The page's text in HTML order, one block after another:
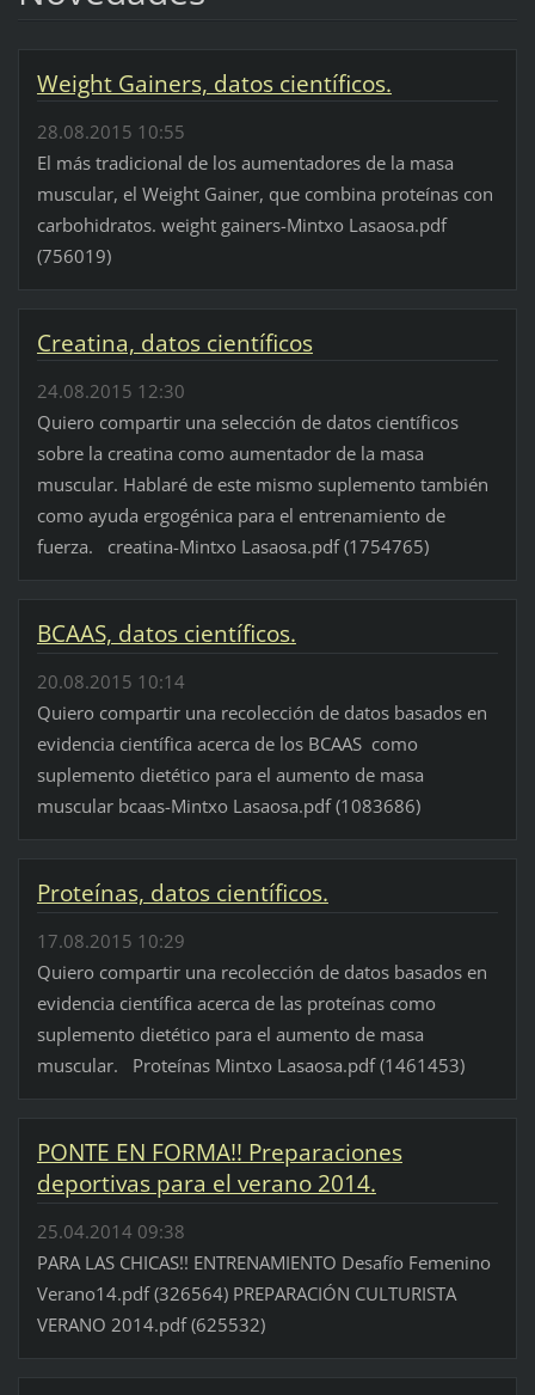
Weight Gainers, datos científicos.
28.08.2015 10:55
El más tradicional de los aumentadores de la masa
muscular, el Weight Gainer, que combina proteínas con
carbohidratos. weight gainers-Mintxo Lasaosa.pdf
(756019)
Creatina, datos científicos
24.08.2015 12:30
Quiero compartir una selección de datos científicos
sobre la creatina como aumentador de la masa
muscular. Hablaré de este mismo suplemento también
como ayuda ergogénica para el entrenamiento de
fuerza. creatina-Mintxo Lasaosa.pdf (1754765)
BCAAS, datos científicos.
20.08.2015 10:14
Quiero compartir una recolección de datos basados en
evidencia científica acerca de los BCAAS como
suplemento dietético para el aumento de masa
muscular bcaas-Mintxo Lasaosa.pdf (1083686)
Proteínas, datos científicos.
17.08.2015 10:29
Quiero compartir una recolección de datos basados en
evidencia científica acerca de las proteínas como
suplemento dietético para el aumento de masa
muscular. Proteínas Mintxo Lasaosa.pdf (1461453)
PONTE EN FORMA!! Preparaciones
deportivas para el verano 2014.
25.04.2014 09:38
PARA LAS CHICAS!! ENTRENAMIENTO Desafío Femenino
Verano14.pdf (326564) PREPARACIÓN CULTURISTA
VERANO 2014.pdf (625532)